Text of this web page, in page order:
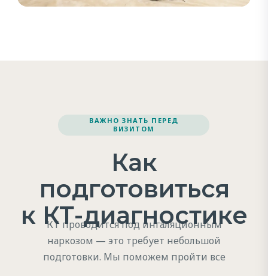
КТ проводится под ингаляционным
наркозом — это требует небольшой
подготовки. Мы поможем пройти все
Как
подготовиться
к КТ-диагностике
ВАЖНО ЗНАТЬ ПЕРЕД
ВИЗИТОМ